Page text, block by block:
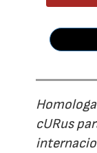
cURus